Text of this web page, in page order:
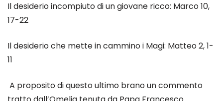
Il desiderio incompiuto di un giovane ricco: Marco 10,
17-22
Il desiderio che mette in cammino i Magi: Matteo 2, 1-
11
A proposito di questo ultimo brano un commento